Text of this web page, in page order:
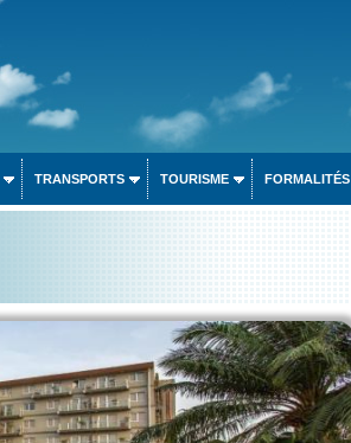
TRANSPORTS TOURISME FORMALITÉS